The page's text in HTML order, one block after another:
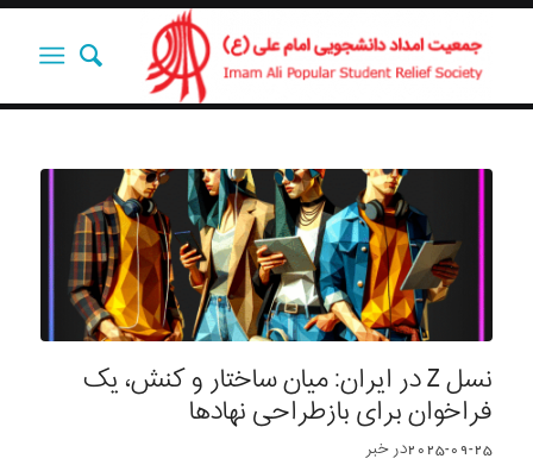
نسل‌ Z در ایران: میان ساختار و کنش، یک
فراخوان برای بازطراحی نهادها
2025-09-25درخبر